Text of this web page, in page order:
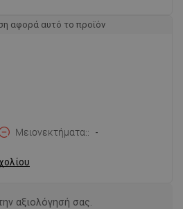
αφορά αυτό το προϊόν
Μειονεκτήματα: -
αξιολόγησή σας.